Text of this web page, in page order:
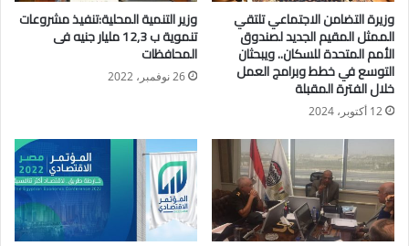
ويذكر أن الزميل فتحى السايح عمل فى العديد من قطاعات الهيئة
وإدارتها فشغل منصب مديرا لتحرير جريدة الجرائد المحلية (صحافة
المستقبل) التى كانت تصدرها الهيئة؛ ثم التحق بقطاع المعلومات
وعمل مترجم للغة العبرية بإدارة فلسطين؛ ثم انتقل للإدارة العامة
للتحرير وعين مديرا عاما للإدارة العامة للتحرير والنشر والتى تضم
إدارات التحرير العربى والتحرير الأجنبى والموسوعة؛ ثم انتقل للعمل
بجريدة الجرائد العالمية بالإدارة العامة للترجمة.
وزيرة التضامن الاجتماعي تلتقي
الممثل المقيم الجديد لصندوق
الأمم المتحدة للسكان.. ويبحثان
التوسع في خطط وبرامج العمل
خلال الفترة المقبلة
12 أكتوبر، 2024
وزير التنمية المحلية:تنفيذ مشروعات
تنموية ب 12,3 مليار جنيه فى
المحافظات
26 نوفمبر، 2022